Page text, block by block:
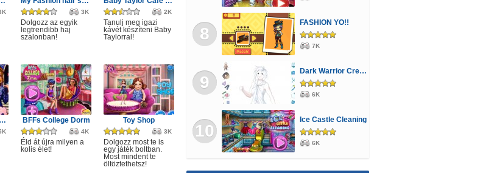
3K
Dolgozz az egyik
legtrendibb haj
szalonban!
2K
Tanulj meg igazi
kávét készíteni Baby
Taylorral!
Princess Indian Gala Fashion BFFs College Dorm
4K
Éld át újra milyen a
kolis élet!
Toy Shop
3K
Dolgozz most te is
egy játék boltban.
Most mindent te
öltöztethetsz!
8
FASHION YO!!
7K
9
Dark Warrior Creator
6K
10
Ice Castle Cleaning
6K